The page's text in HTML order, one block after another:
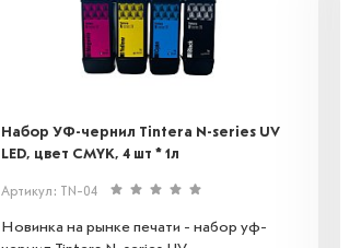
Набор УФ-чернил Tintera N-series UV
LED, цвет CMYK, 4 шт * 1л
Артикул: TN-04
Новинка на рынке печати - набор уф-